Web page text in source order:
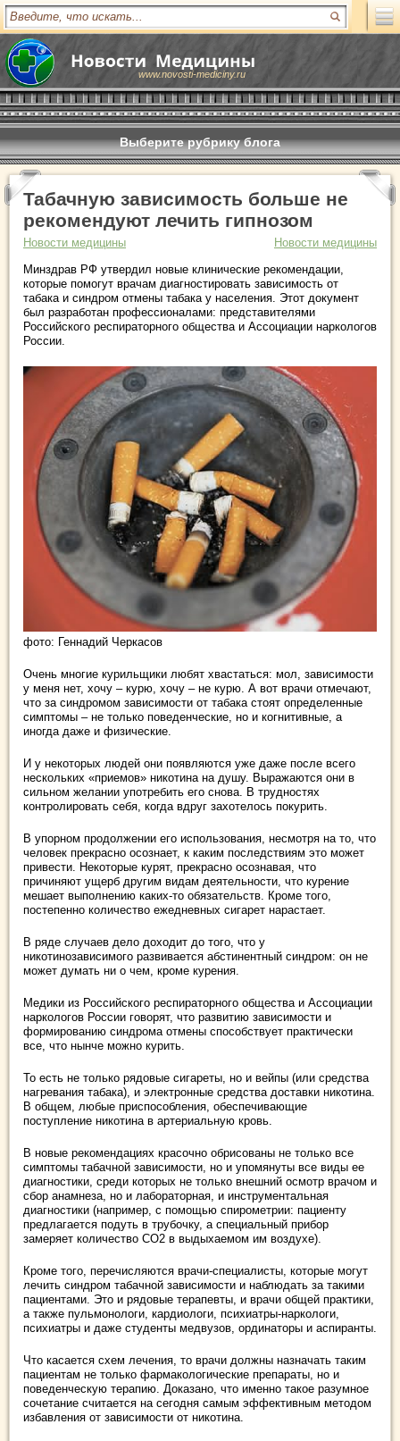
www.novosti-mediciny.ru
Выберите рубрику блога
Табачную зависимость больше не
рекомендуют лечить гипнозом
Новости медицины
Новости медицины
Минздрав РФ утвердил новые клинические рекомендации,
которые помогут врачам диагностировать зависимость от
табака и синдром отмены табака у населения. Этот документ
был разработан профессионалами: представителями
Российского респираторного общества и Ассоциации наркологов
России.
фото: Геннадий Черкасов
Очень многие курильщики любят хвастаться: мол, зависимости
у меня нет, хочу – курю, хочу – не курю. А вот врачи отмечают,
что за синдромом зависимости от табака стоят определенные
симптомы – не только поведенческие, но и когнитивные, а
иногда даже и физические.
И у некоторых людей они появляются уже даже после всего
нескольких «приемов» никотина на душу. Выражаются они в
сильном желании употребить его снова. В трудностях
контролировать себя, когда вдруг захотелось покурить.
В упорном продолжении его использования, несмотря на то, что
человек прекрасно осознает, к каким последствиям это может
привести. Некоторые курят, прекрасно осознавая, что
причиняют ущерб другим видам деятельности, что курение
мешает выполнению каких-то обязательств. Кроме того,
постепенно количество ежедневных сигарет нарастает.
В ряде случаев дело доходит до того, что у
никотинозависимого развивается абстинентный синдром: он не
может думать ни о чем, кроме курения.
Медики из Российского респираторного общества и Ассоциации
наркологов России говорят, что развитию зависимости и
формированию синдрома отмены способствует практически
все, что нынче можно курить.
То есть не только рядовые сигареты, но и вейпы (или средства
нагревания табака), и электронные средства доставки никотина.
В общем, любые приспособления, обеспечивающие
поступление никотина в артериальную кровь.
В новые рекомендациях красочно обрисованы не только все
симптомы табачной зависимости, но и упомянуты все виды ее
диагностики, среди которых не только внешний осмотр врачом и
сбор анамнеза, но и лабораторная, и инструментальная
диагностики (например, с помощью спирометрии: пациенту
предлагается подуть в трубочку, а специальный прибор
замеряет количество СО2 в выдыхаемом им воздухе).
Кроме того, перечисляются врачи-специалисты, которые могут
лечить синдром табачной зависимости и наблюдать за такими
пациентами. Это и рядовые терапевты, и врачи общей практики,
а также пульмонологи, кардиологи, психиатры-наркологи,
психиатры и даже студенты медвузов, ординаторы и аспиранты.
Что касается схем лечения, то врачи должны назначать таким
пациентам не только фармакологические препараты, но и
поведенческую терапию. Доказано, что именно такое разумное
сочетание считается на сегодня самым эффективным методом
избавления от зависимости от никотина.